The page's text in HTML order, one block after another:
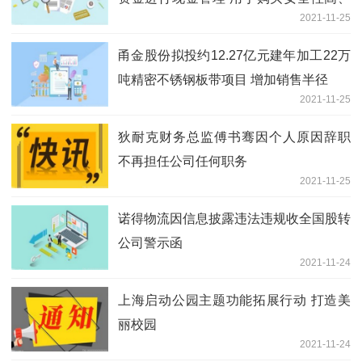
2021-11-25
甬金股份拟投约12.27亿元建年加工22万
吨精密不锈钢板带项目 增加销售半径
2021-11-25
狄耐克财务总监傅书骞因个人原因辞职
不再担任公司任何职务
2021-11-25
诺得物流因信息披露违法违规收全国股转
公司警示函
2021-11-24
上海启动公园主题功能拓展行动 打造美
丽校园
2021-11-24